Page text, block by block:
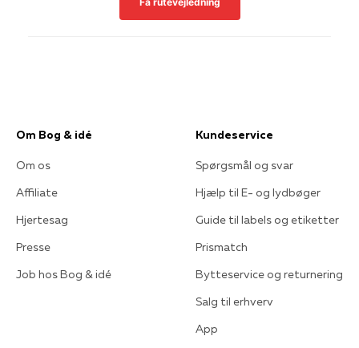
© LocationIQ© OpenStreetMap contributors
Om Bog & idé
Om os
Affiliate
Hjertesag
Presse
Job hos Bog & idé
Kundeservice
Spørgsmål og svar
Hjælp til E- og lydbøger
Guide til labels og etiketter
Prismatch
Bytteservice og returnering
Salg til erhverv
App